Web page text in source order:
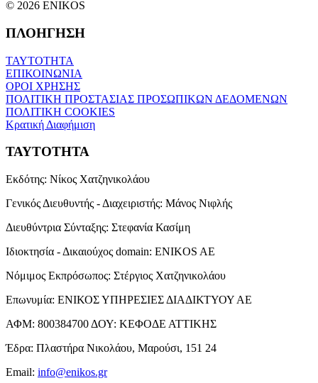
© 2026 ENIKOS
ΠΛΟΗΓΗΣΗ
ΤΑΥΤΟΤΗΤΑ
ΕΠΙΚΟΙΝΩΝΙΑ
ΟΡΟΙ ΧΡΗΣΗΣ
ΠΟΛΙΤΙΚΗ ΠΡΟΣΤΑΣΙΑΣ ΠΡΟΣΩΠΙΚΩΝ ΔΕΔΟΜΕΝΩΝ
ΠΟΛΙΤΙΚΗ COOKIES
Κρατική Διαφήμιση
ΤΑΥΤΟΤΗΤΑ
Εκδότης: Νίκος Χατζηνικολάου
Γενικός Διευθυντής - Διαχειριστής: Μάνος Νιφλής
Διευθύντρια Σύνταξης: Στεφανία Κασίμη
Ιδιοκτησία - Δικαιούχος domain: ENIKOS AE
Νόμιμος Εκπρόσωπος: Στέργιος Χατζηνικολάου
Επωνυμία: ΕΝΙΚΟΣ ΥΠΗΡΕΣΙΕΣ ΔΙΑΔΙΚΤΥΟΥ ΑΕ
ΑΦΜ: 800384700 ΔΟΥ: ΚΕΦΟΔΕ ΑΤΤΙΚΗΣ
Έδρα: Πλαστήρα Νικολάου, Μαρούσι, 151 24
Email: info@enikos.gr